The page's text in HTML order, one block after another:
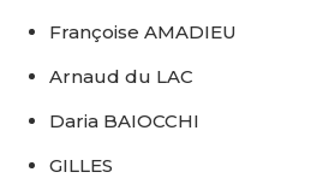
Françoise AMADIEU
Arnaud du LAC
Daria BAIOCCHI
GILLES